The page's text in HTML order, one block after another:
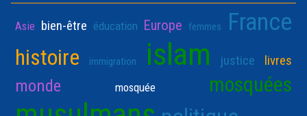
Asie bien-être éducation Europe femmes France
histoire immigration islam justice livres
monde mosquée mosquées